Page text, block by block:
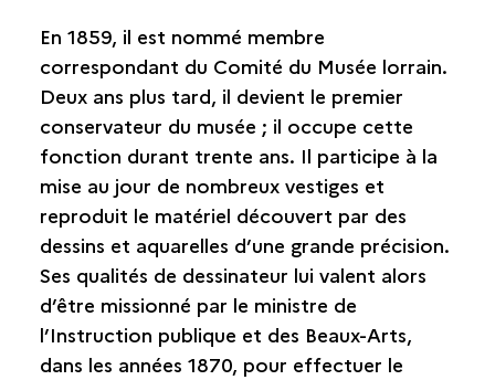
En 1859, il est nommé membre
correspondant du Comité du Musée lorrain.
Deux ans plus tard, il devient le premier
conservateur du musée ; il occupe cette
fonction durant trente ans. Il participe à la
mise au jour de nombreux vestiges et
reproduit le matériel découvert par des
dessins et aquarelles d’une grande précision.
Ses qualités de dessinateur lui valent alors
d’être missionné par le ministre de
l’Instruction publique et des Beaux-Arts,
dans les années 1870, pour effectuer le